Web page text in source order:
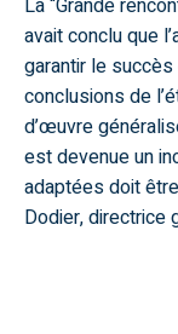
avait conclu que
garantir le succès
conclusions de
d’œuvre
est devenue un
adaptées doit
Dodier, directrice